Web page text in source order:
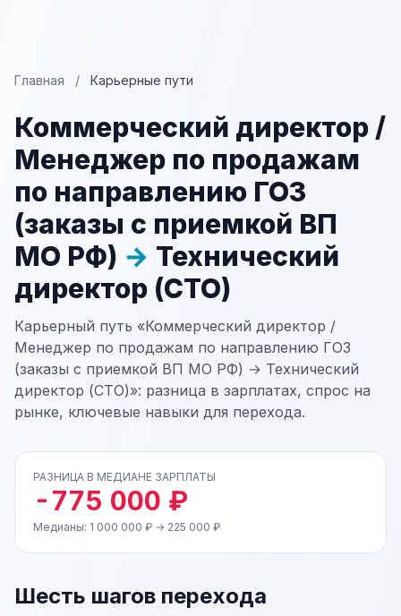
Главная / Карьерные пути
Коммерческий директор /
Менеджер по продажам
по направлению ГОЗ
(заказы с приемкой ВП
МО РФ) → Технический
директор (CTO)
Карьерный путь «Коммерческий директор /
Менеджер по продажам по направлению ГОЗ
(заказы с приемкой ВП МО РФ) → Технический
директор (CTO)»: разница в зарплатах, спрос на
рынке, ключевые навыки для перехода.
РАЗНИЦА В МЕДИАНЕ ЗАРПЛАТЫ
-775 000 ₽
Медианы: 1 000 000 ₽ → 225 000 ₽
Шесть шагов перехода